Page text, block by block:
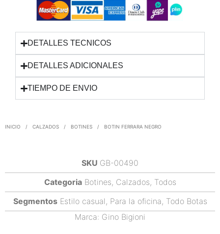
DETALLES TECNICOS
DETALLES ADICIONALES
TIEMPO DE ENVIO
INICIO / CALZADOS / BOTINES / BOTIN FERRARA NEGRO
SKU GB-00490
Categoria Botines, Calzados, Todos
Segmentos Estilo casual , Para la oficina, Todo Botas
Marca: Gino Bigioni